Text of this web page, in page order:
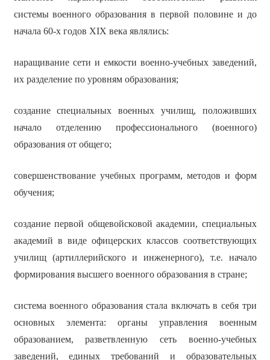
системы военного образования в первой половине и до
начала 60-х годов XIX века являлись:
наращивание сети и емкости военно-учебных заведений,
их разделение по уровням образования;
создание специальных военных училищ, положивших
начало отделению профессионального (военного)
образования от общего;
совершенствование учебных программ, методов и форм
обучения;
создание первой общевойсковой академии, специальных
академий в виде офицерских классов соответствующих
училищ (артиллерийского и инженерного), т.е. начало
формирования высшего военного образования в стране;
система военного образования стала включать в себя три
основных элемента: органы управления военным
образованием, разветвленную сеть военно-учебных
заведений, единых требований и образовательных